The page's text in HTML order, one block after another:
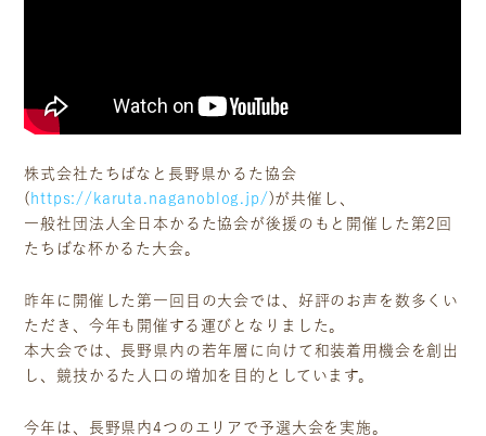
株式会社たちばなと長野県かるた協会
( https://karuta.naganoblog.jp/ )が共催し、
一般社団法人全日本かるた協会が後援のもと開催した第2回
たちばな杯かるた大会。
昨年に開催した第一回目の大会では、好評のお声を数多くい
ただき、今年も開催する運びとなりました。
本大会では、長野県内の若年層に向けて和装着用機会を創出
し、競技かるた人口の増加を目的としています。
今年は、長野県内4つのエリアで予選大会を実施。